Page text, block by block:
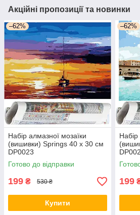
Акційні пропозиції та новинки
–62%
Набір алмазної мозаїки
(вишивки) Springs 40 x 30 см
DP0023
Готово до відправки
199 ₴ 530 ₴
Купити
–62%
Набір
199